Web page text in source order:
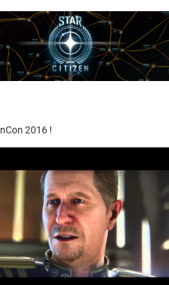
2016 !